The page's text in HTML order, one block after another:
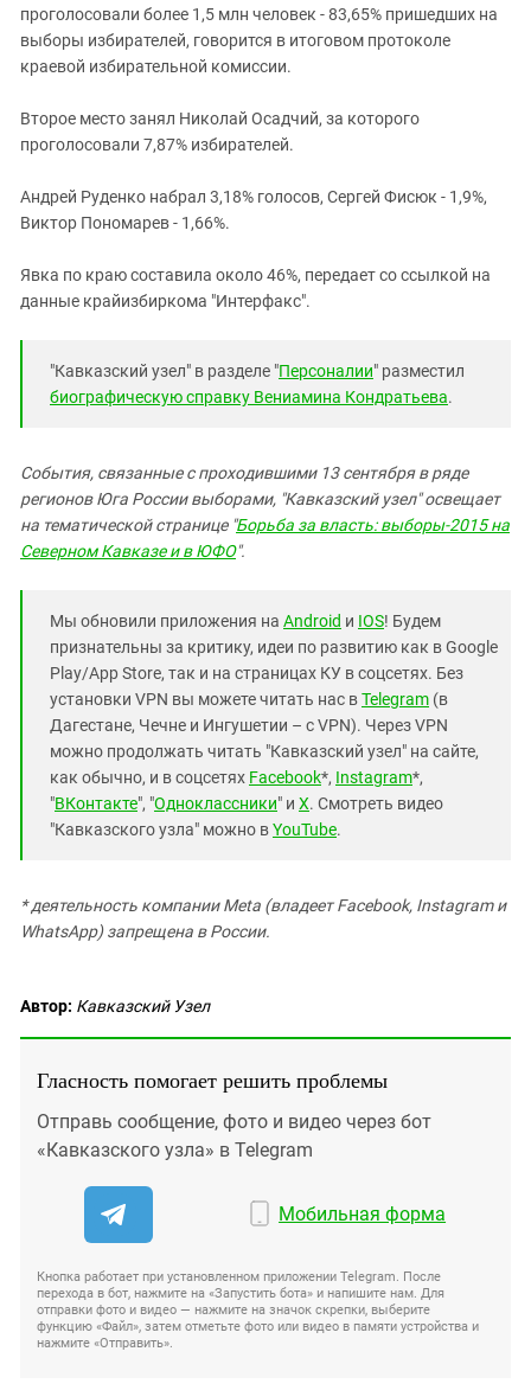
проголосовали более 1,5 млн человек - 83,65% пришедших на
выборы избирателей, говорится в итоговом протоколе
краевой избирательной комиссии.
Второе место занял Николай Осадчий, за которого
проголосовали 7,87% избирателей.
Андрей Руденко набрал 3,18% голосов, Сергей Фисюк - 1,9%,
Виктор Пономарев - 1,66%.
Явка по краю составила около 46%, передает со ссылкой на
данные крайизбиркома "Интерфакс".
"Кавказский узел" в разделе "Персоналии" разместил
биографическую справку Вениамина Кондратьева.
События, связанные с проходившими 13 сентября в ряде
регионов Юга России выборами, "Кавказский узел" освещает
на тематической странице "Борьба за власть: выборы-2015 на
Северном Кавказе и в ЮФО".
Мы обновили приложения на Android и IOS! Будем
признательны за критику, идеи по развитию как в Google
Play/App Store, так и на страницах КУ в соцсетях. Без
установки VPN вы можете читать нас вTelegram (в
Дагестане, Чечне и Ингушетии – с VPN). Через VPN
можно продолжать читать "Кавказский узел" на сайте,
как обычно, и в соцсетях Facebook*, Instagram*,
"ВКонтакте", "Одноклассники" и X. Смотреть видео
"Кавказского узла" можно вYouTube.
* деятельность компании Meta (владеет Facebook, Instagram и
WhatsApp) запрещена в России.
Автор: Кавказский Узел
Гласность помогает решить проблемы
Отправь сообщение, фото и видео через бот
«Кавказского узла» в Telegram
Мобильная форма
Кнопка работает при установленном приложении Telegram. После
перехода в бот, нажмите на «Запустить бота» и напишите нам. Для
отправки фото и видео — нажмите на значок скрепки, выберите
функцию «Файл», затем отметьте фото или видео в памяти устройства и
нажмите «Отправить».